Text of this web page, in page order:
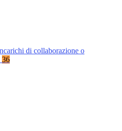
di collaborazione o
36